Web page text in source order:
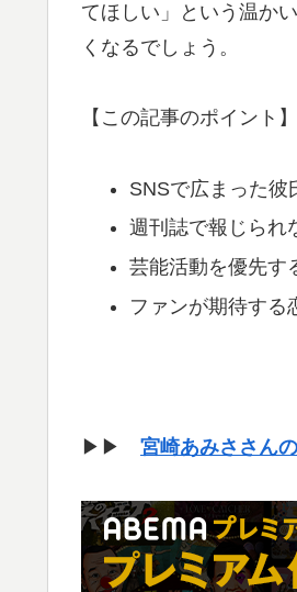
てほしい」という温か
くなるでしょう。
【この記事のポイント】
SNSで広まった彼
週刊誌で報じられ
芸能活動を優先す
ファンが期待する
▶▶ 宮崎あみささん